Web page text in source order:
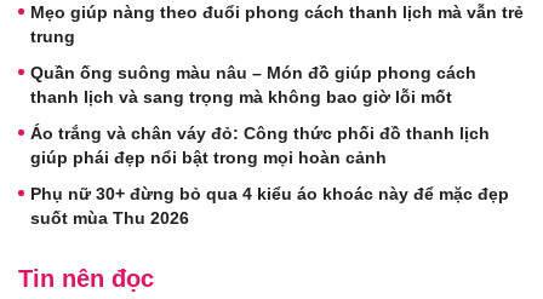
Mẹo giúp nàng theo đuổi phong cách thanh lịch mà vẫn trẻ
trung
Quần ống suông màu nâu – Món đồ giúp phong cách
thanh lịch và sang trọng mà không bao giờ lỗi mốt
Áo trắng và chân váy đỏ: Công thức phối đồ thanh lịch
giúp phái đẹp nổi bật trong mọi hoàn cảnh
Phụ nữ 30+ đừng bỏ qua 4 kiểu áo khoác này để mặc đẹp
suốt mùa Thu 2026
Tin nên đọc